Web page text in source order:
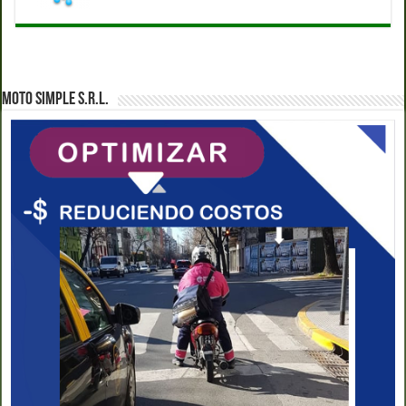
MOTO SIMPLE S.R.L.